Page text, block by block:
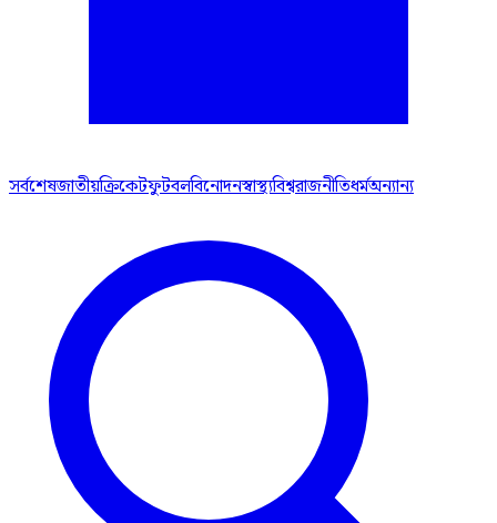
সর্বশেষজাতীয়ক্রিকেটফুটবলবিনোদনস্বাস্থ্যবিশ্বরাজনীতিধর্মঅন্যান্য